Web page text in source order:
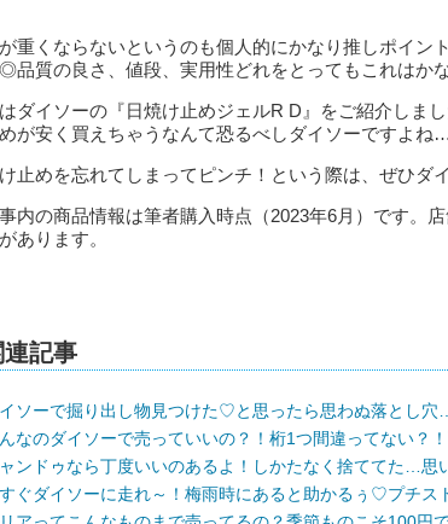
重くならないというのも個人的にかなり推しポイン
品質の良さ、値段、実用性どれをとってもこれはか
ダイソーの『日焼け止めジェルR D』をご紹介しま
が安く買えちゃうなんて恐るべしダイソーですよね…
止めを忘れてしまってピンチ！という際は、ぜひダ
内の商品情報は筆者購入時点（2023年6月）です。
あります。
連記事
ソーで掘り出し物見つけた♡と思ったら思わぬ落とし
なのダイソーで売っていいの？！桁1つ間違ってない？
ンドゥなら丁度いいのあるよ！しかたなく捨ててた…思
ぐダイソーに走れ～！梅雨時にあると助かるぅ♡プチス